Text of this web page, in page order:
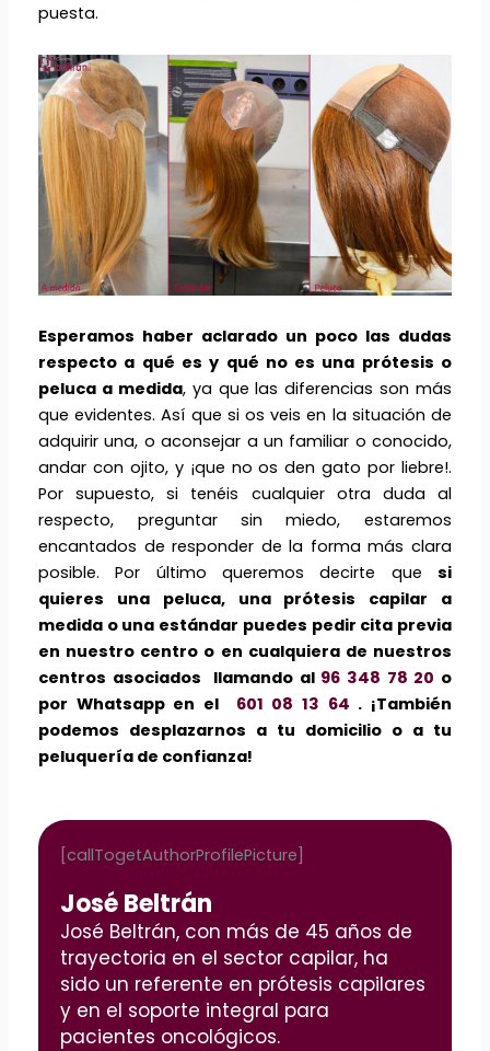
puesta.
Esperamos haber aclarado un poco las dudas
respecto a qué es y qué no es una prótesis o
peluca a medida, ya que las diferencias son más
que evidentes. Así que si os veis en la situación de
adquirir una, o aconsejar a un familiar o conocido,
andar con ojito, y ¡que no os den gato por liebre!.
Por supuesto, si tenéis cualquier otra duda al
respecto, preguntar sin miedo, estaremos
encantados de responder de la forma más clara
posible. Por último queremos decirte que si
quieres una peluca, una prótesis capilar a
medida o una estándar puedes pedir cita previa
en nuestro centro o en cualquiera de nuestros
centros asociados llamando al 96 348 78 20 o
por Whatsapp en el 601 08 13 64 . ¡También
podemos desplazarnos a tu domicilio o a tu
peluquería de confianza!
[callTogetAuthorProfilePicture]
José Beltrán
José Beltrán, con más de 45 años de
trayectoria en el sector capilar, ha
sido un referente en prótesis capilares
y en el soporte integral para
pacientes oncológicos.